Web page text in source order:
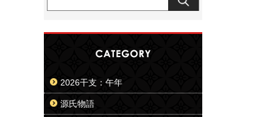
2026干支：午年
源氏物語